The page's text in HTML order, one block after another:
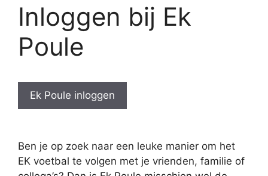
Inloggen bij Ek
Poule
Ek Poule inloggen
Ben je op zoek naar een leuke manier om het
EK voetbal te volgen met je vrienden, familie of